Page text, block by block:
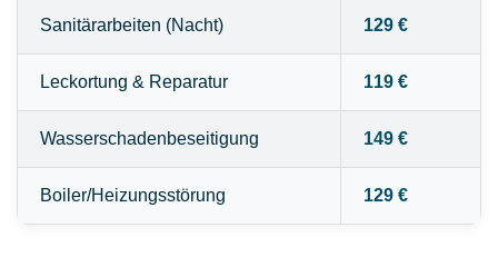
Sanitärarbeiten (Nacht) 129 €
Leckortung & Reparatur 119 €
Wasserschadenbeseitigung 149 €
Boiler/Heizungsstörung 129 €